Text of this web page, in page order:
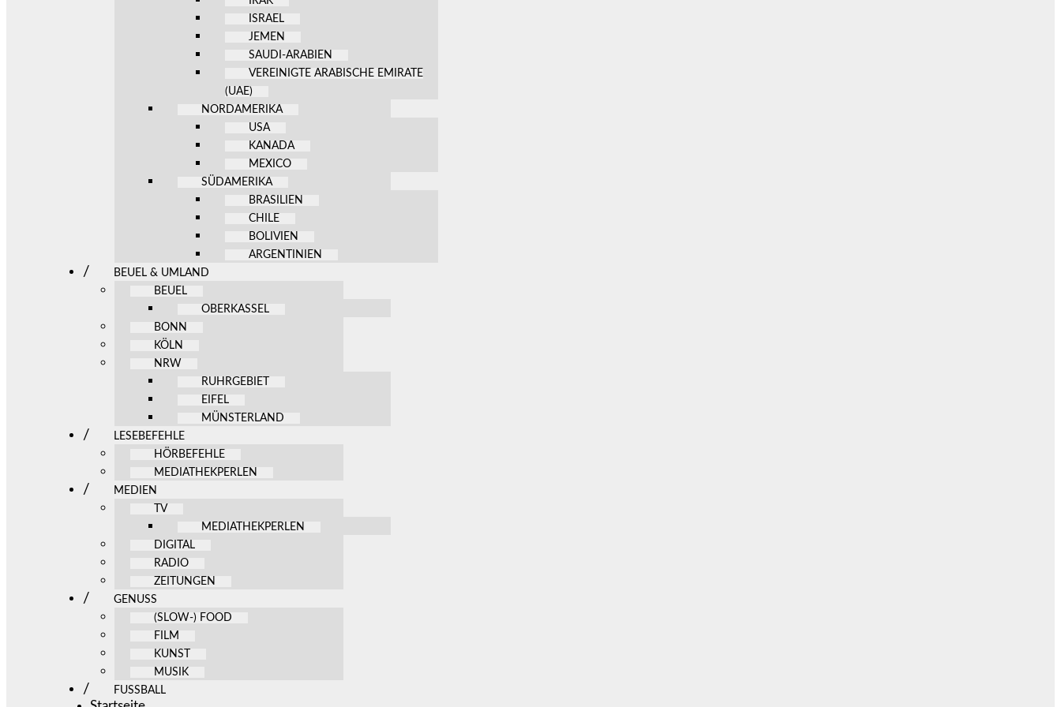
ISRAEL
JEMEN
SAUDI-ARABIEN
VEREINIGTE ARABISCHE EMIRATE
(UAE)
NORDAMERIKA
USA
KANADA
MEXICO
SÜDAMERIKA
BRASILIEN
CHILE
BOLIVIEN
ARGENTINIEN
BEUEL & UMLAND
BEUEL
OBERKASSEL
BONN
KÖLN
NRW
RUHRGEBIET
EIFEL
MÜNSTERLAND
LESEBEFEHLE
HÖRBEFEHLE
MEDIATHEKPERLEN
MEDIEN
TV
MEDIATHEKPERLEN
DIGITAL
RADIO
ZEITUNGEN
GENUSS
(SLOW-) FOOD
FILM
KUNST
MUSIK
FUSSBALL